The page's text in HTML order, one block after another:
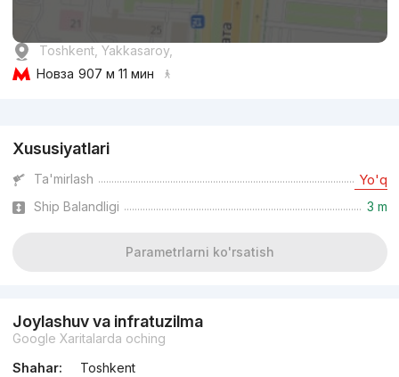
Toshkent, Yakkasaroy,
Новза 907 м 11 мин
Xususiyatlari
Ta'mirlash Yo'q
Ship Balandligi 3 m
Parametrlarni ko'rsatish
Joylashuv va infratuzilma
Google Xaritalarda oching
Shahar:
Toshkent